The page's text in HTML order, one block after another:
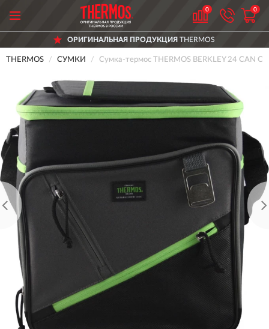
0 0
ОРИГИНАЛЬНАЯ ПРОДУКЦИЯ THERMOS
THERMOS СУМКИ Сумка-термос THERMOS BERKLEY 24 CAN